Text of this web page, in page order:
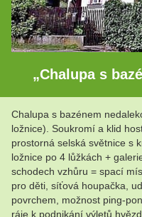
„Chalupa s
Chalupa s bazénem
ložnice). Soukromí a klid
prostorná selská světnice s
ložnice po 4 lůžkách +
schodech vzhůru = spací
pro děti, síťová houpačka,
povrchem, možnost ping-
ráje k podnikání výletů